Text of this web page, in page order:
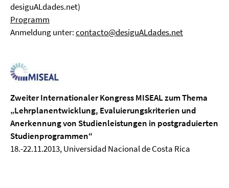
desiguALdades.net)
Programm
Anmeldung unter:contacto@desiguALdades.net
Zweiter Internationaler Kongress MISEAL zum Thema
„Lehrplanentwicklung, Evaluierungskriterien und
Anerkennung von Studienleistungen in postgraduierten
Studienprogrammen“
18.-22.11.2013, Universidad Nacional de Costa Rica